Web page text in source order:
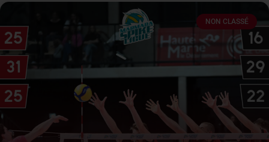
NON CLASSÉ